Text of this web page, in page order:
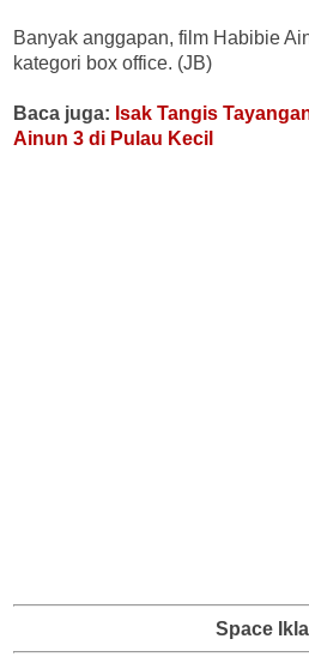
Banyak anggapan, film Habibie
kategori box office. (JB)
Baca juga: Isak Tangis
Ainun 3 di Pulau Kecil
Space